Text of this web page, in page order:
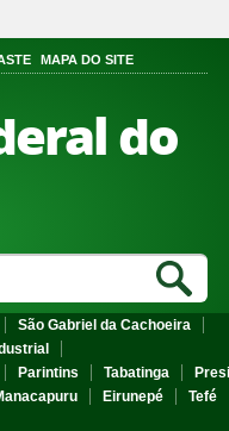
MAPA DO SITE
do
São Gabriel da Cachoeira
Parintins Tabatinga
Eirunepé
Tefé